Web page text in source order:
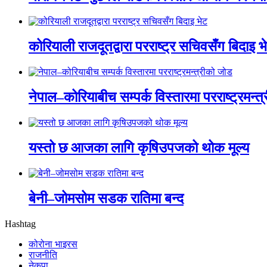
कोरियाली राजदूतद्वारा परराष्ट्र सचिवसँग बिदाइ
नेपाल–कोरियाबीच सम्पर्क विस्तारमा
यस्तो छ आजका लागि कृषिउपजको थोक मूल्य
बेनी–जोमसोम सडक रातिमा बन्द
Hashtag
कोरोना भाइरस
राजनीति